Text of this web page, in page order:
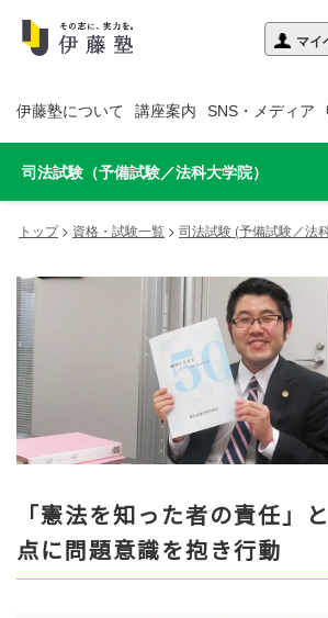
伊藤塾について 講座案内 SNS・メディア
司法試験（予備試験／法科大学院）
トップ> 資格・試験一覧 > 司法試験 (予備試験／法
「憲法を知った者の責任」
点に問題意識を抱き行動